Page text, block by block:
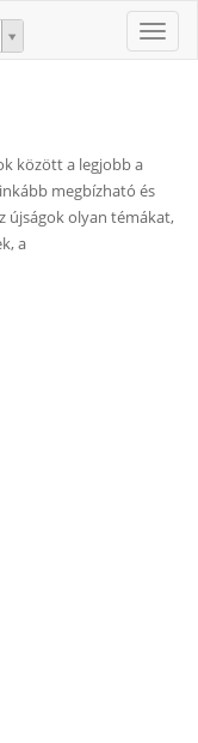
Toggle
között a legjobb a
megbízható és
újságok olyan témákat,
a